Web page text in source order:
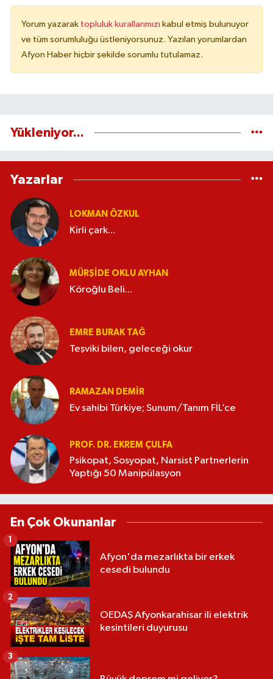
Yorum yazarak topluluk kurallarımızı kabul etmiş bulunuyor
ve tüm sorumluluğu üstleniyorsunuz. Yazılan yorumlardan
Afyon Haber hiçbir şekilde sorumlu tutulamaz.
Yükleniyor...
Yazarlar
LOKMAN ÖZKUL
Kirli çark...
MÜRŞIDE OKLU AYHAN
Köroğlu Beli...
EMRE BURAK TAĞ
Teşviki bilen, geleceği okur
RAMAZAN DEMİR
Ev sahibi Türkiye; Sunum/Tanım FİL’ce
PROF. DR. EKREM ÇULFA
Psikopat, Sosyopat, Narsist Partnerlerin
Yaptığı 50 Manipülasyon
En Çok Okunanlar
Afyon'da mezarlıkta bir erkek
cesedi bulundu
1
OEDAŞ Afyonkarahisar ili elektrik
kesintileri duyurusu
2
3